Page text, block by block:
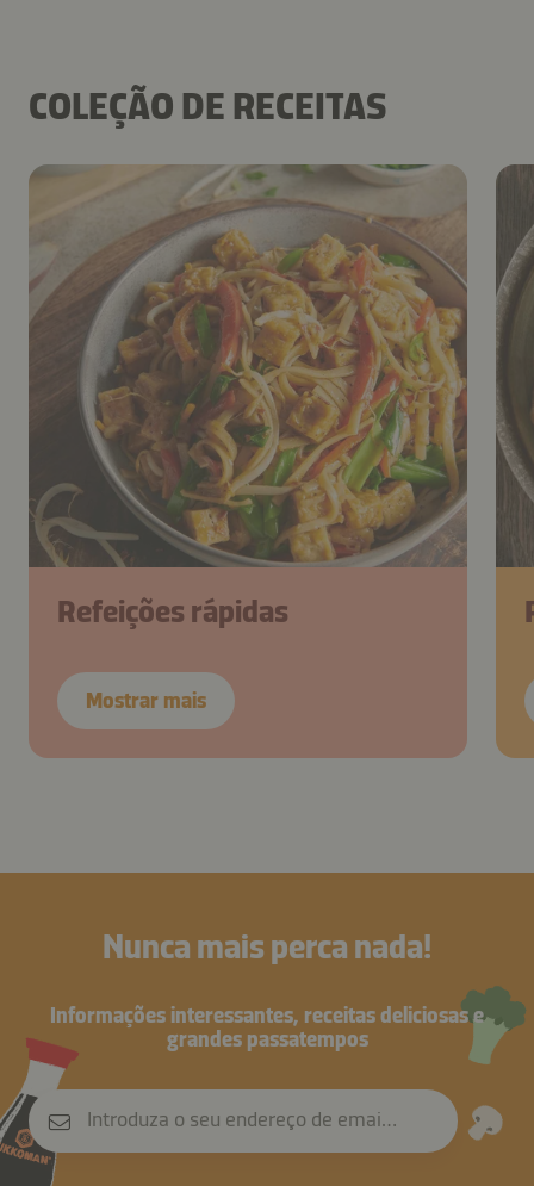
COLEÇÃO DE RECEITAS
Refeições rápidas
Mostrar mais
Nunca mais perca nada!
Informações interessantes, receitas deliciosas e
grandes passatempos
Introduza o seu endereço de email